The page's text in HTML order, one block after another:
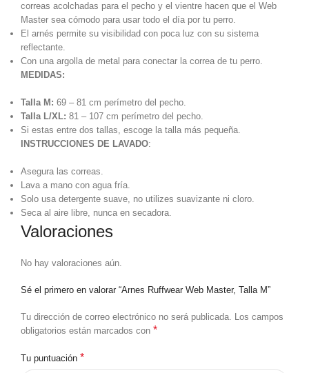
correas acolchadas para el pecho y el vientre hacen que el Web
Master sea cómodo para usar todo el día por tu perro.
El arnés permite su visibilidad con poca luz con su sistema
reflectante.
Con una argolla de metal para conectar la correa de tu perro.
MEDIDAS:
Talla M: 69 – 81 cm perímetro del pecho.
Talla L/XL: 81 – 107 cm perímetro del pecho.
Si estas entre dos tallas, escoge la talla más pequeña.
INSTRUCCIONES DE LAVADO:
Asegura las correas.
Lava a mano con agua fría.
Solo usa detergente suave, no utilizes suavizante ni cloro.
Seca al aire libre, nunca en secadora.
Valoraciones
No hay valoraciones aún.
Sé el primero en valorar “Arnes Ruffwear Web Master, Talla M”
Tu dirección de correo electrónico no será publicada. Los campos
obligatorios están marcados con *
Tu puntuación *